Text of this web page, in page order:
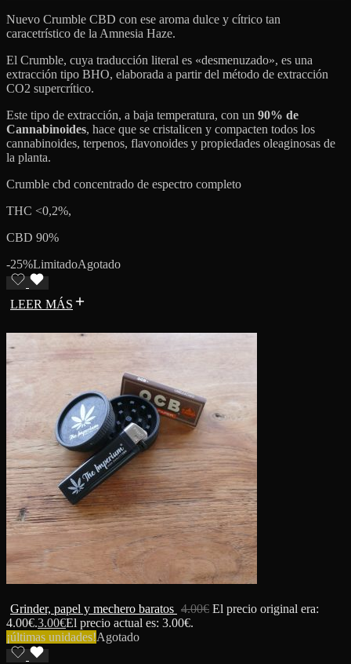
Nuevo Crumble CBD con ese aroma dulce y cítrico tan
caracetrístico de la Amnesia Haze.
El Crumble, cuya traducción literal es «desmenuzado», es una
extracción tipo BHO, elaborada a partir del método de extracción
CO2 supercrítico.
Este tipo de extracción, a baja temperatura, con un 90% de
Cannabinoides, hace que se cristalicen y compacten todos los
cannabinoides, terpenos, flavonoides y propiedades oleaginosas de
la planta.
Crumble cbd concentrado de espectro completo
THC <0,2%,
CBD 90%
-25%LimitadoAgotado
LEER MÁS
Grinder, papel y mechero baratos 4.00€ El precio original era:
4.00€.3.00€El precio actual es: 3.00€.
¡últimas unidades!Agotado